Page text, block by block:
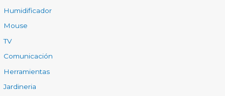
Humidificador
Mouse
TV
Comunicación
Herramientas
Jardineria